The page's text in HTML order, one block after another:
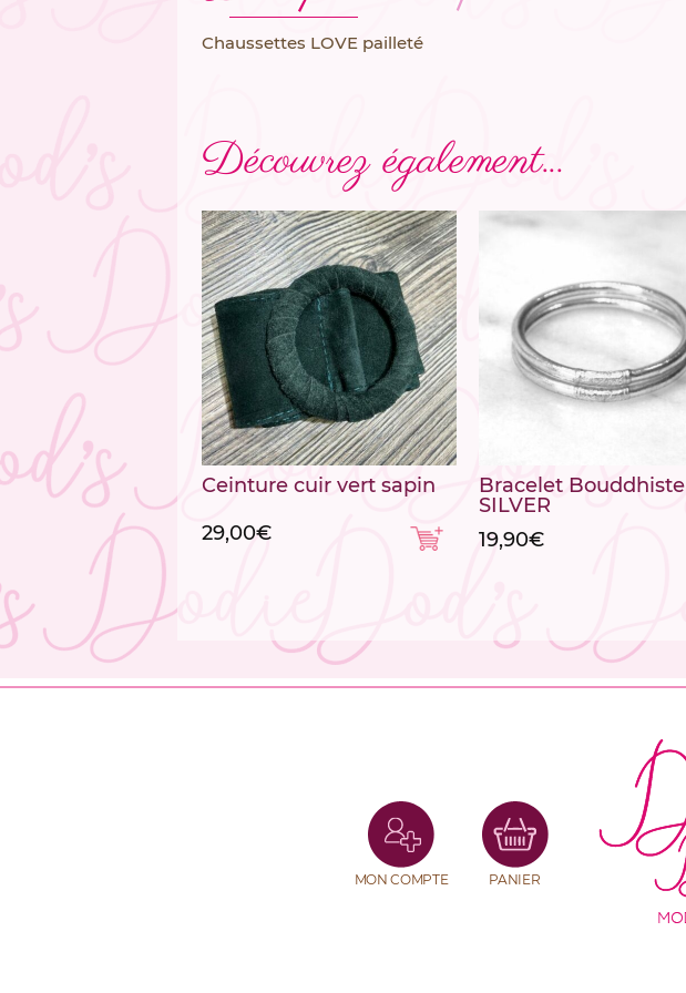
Chaussettes LOVE pailleté
Découvrez également...
Ceinture cuir vert sapin
29,00€
Bracelet Bouddhiste
SILVER
19,90€
MON COMPTE PANIER